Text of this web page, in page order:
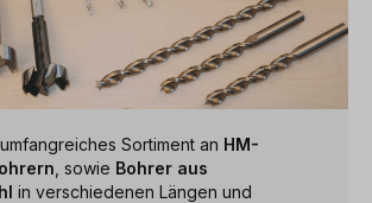
Sortiment an HM-
, sowie Bohrer aus
in verschiedenen Längen und